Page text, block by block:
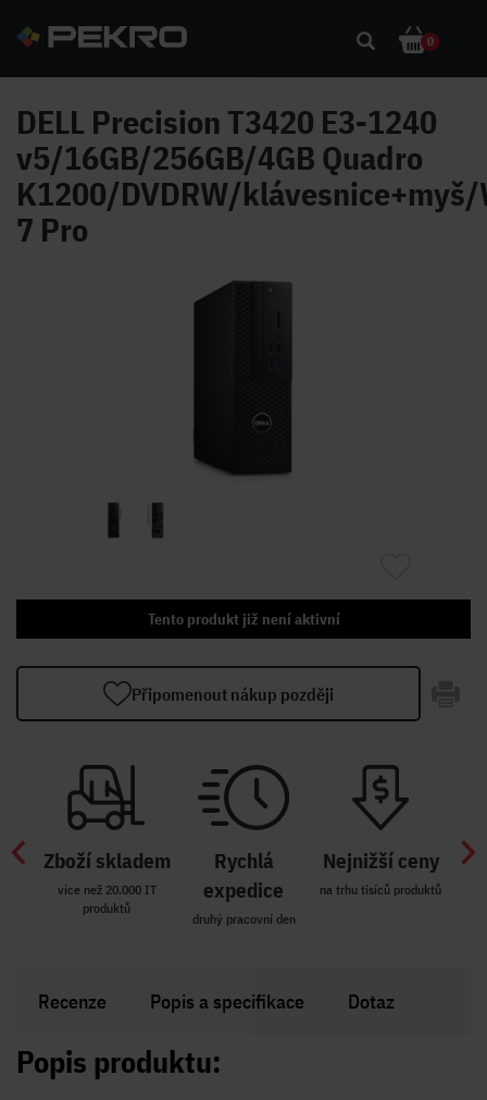
0
DELL Precision T3420 E3-1240
v5/16GB/256GB/4GB Quadro
K1200/DVDRW/
7 Pro
Tento produkt již není aktivní
Připomenout nákup později
Zboží skladem
více než 20.000 IT
produktů
Rychlá
expedice
druhý pracovní den
Nejnižší ceny
na trhu tisíců produktů
Recenze Popis a specifikace Dotaz
Popis produktu: